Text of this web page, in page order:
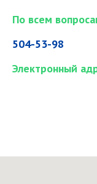
По всем
504-53-98
Электронный